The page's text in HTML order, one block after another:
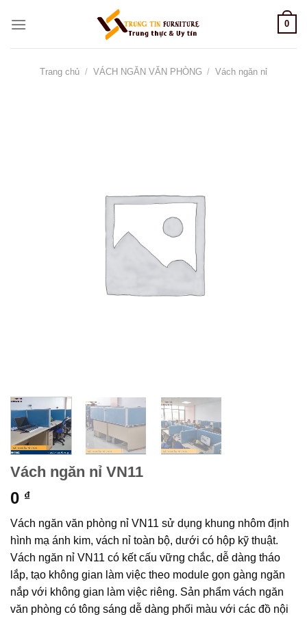
0
Trang chủ / VÁCH NGĂN VĂN PHÒNG / Vách ngăn nỉ
Vách ngăn nỉ VN11
0 ₫
Vách ngăn văn phòng nỉ VN11 sử dụng khung nhôm định
hình mạ ánh kim, vách nỉ toàn bộ, dưới có hộp kỹ thuật.
Vách ngăn nỉ VN11 có kết cấu vững chắc, dễ dàng tháo
lắp, tạo không gian làm việc theo module gọn gàng ngăn
nắp với không gian làm việc riêng. Sản phẩm vách ngăn
văn phòng có tông sáng dễ dàng phối màu với các đồ nội